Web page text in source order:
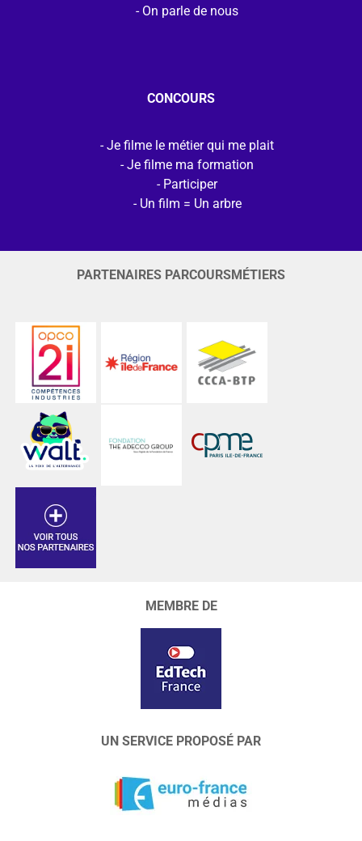
On parle de nous
CONCOURS
Je filme le métier qui me plait
Je filme ma formation
Participer
Un film = Un arbre
PARTENAIRES PARCOURSMÉTIERS
MEMBRE DE
UN SERVICE PROPOSÉ PAR